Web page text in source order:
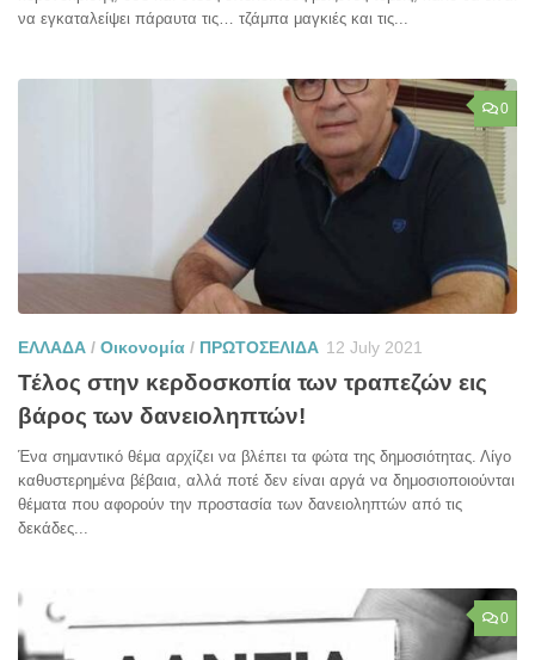
να εγκαταλείψει πάραυτα τις… τζάμπα μαγκιές και τις...
0
ΕΛΛΑΔΑ / Οικονομία / ΠΡΩΤΟΣΕΛΙΔΑ 12 July 2021
Τέλος στην κερδοσκοπία των τραπεζών εις
βάρος των δανειοληπτών!
Ένα σημαντικό θέμα αρχίζει να βλέπει τα φώτα της δημοσιότητας. Λίγο
καθυστερημένα βέβαια, αλλά ποτέ δεν είναι αργά να δημοσιοποιούνται
θέματα που αφορούν την προστασία των δανειοληπτών από τις
δεκάδες...
0